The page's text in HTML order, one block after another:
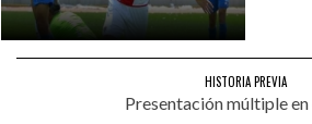
HISTORIA PREVIA
Presentación múltiple en